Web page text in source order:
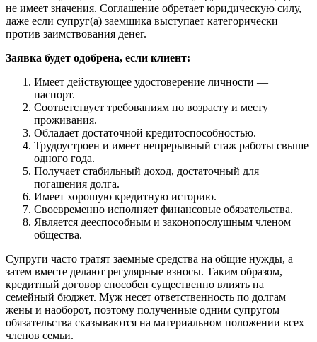
не имеет значения. Соглашение обретает юридическую силу,
даже если супруг(а) заемщика выступает категорически
против заимствования денег.
Заявка будет одобрена, если клиент:
Имеет действующее удостоверение личности —
паспорт.
Соответствует требованиям по возрасту и месту
проживания.
Обладает достаточной кредитоспособностью.
Трудоустроен и имеет непрерывный стаж работы свыше
одного года.
Получает стабильный доход, достаточный для
погашения долга.
Имеет хорошую кредитную историю.
Своевременно исполняет финансовые обязательства.
Является дееспособным и законопослушным членом
общества.
Супруги часто тратят заемные средства на общие нужды, а
затем вместе делают регулярные взносы. Таким образом,
кредитный договор способен существенно влиять на
семейный бюджет. Муж несет ответственность по долгам
жены и наоборот, поэтому полученные одним супругом
обязательства сказываются на материальном положении всех
членов семьи.